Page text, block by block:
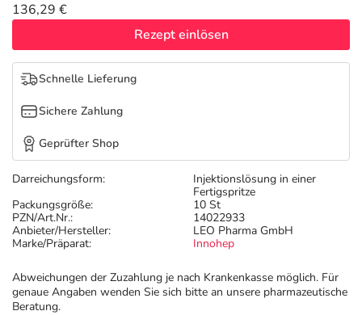
Darreichungsform:
Injektionslösung in einer
Fertigspritze
Packungsgröße:
10 St
PZN/Art.Nr.:
14022933
Anbieter/Hersteller:
LEO Pharma GmbH
Marke/Präparat:
Innohep
Abweichungen der Zuzahlung je nach Krankenkasse möglich. Für
genaue Angaben wenden Sie sich bitte an unsere pharmazeutische
Beratung.
136,29 €
Rezept einlösen
Schnelle Lieferung
Sichere Zahlung
Geprüfter Shop